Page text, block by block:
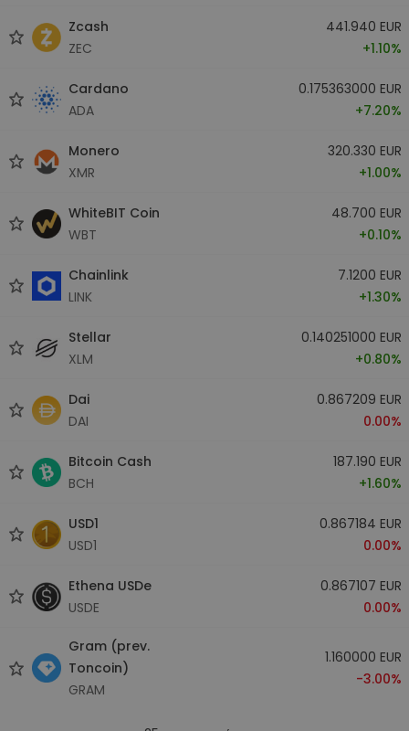
Zcash
ZEC
441.940 EUR
+1.10%
Cardano
ADA
0.175363000 EUR
+7.20%
Monero
XMR
320.330 EUR
+1.00%
WhiteBIT Coin
WBT
48.700 EUR
+0.10%
Chainlink
LINK
7.1200 EUR
+1.30%
Stellar
XLM
0.140251000 EUR
+0.80%
Dai
DAI
0.867209 EUR
0.00%
Bitcoin Cash
BCH
187.190 EUR
+1.60%
USD1
USD1
0.867184 EUR
0.00%
Ethena USDe
USDE
0.867107 EUR
0.00%
Gram (prev.
Toncoin)
GRAM
1.160000 EUR
-3.00%